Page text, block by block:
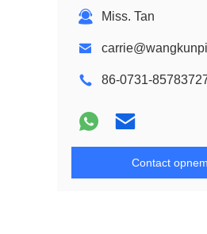
Miss. Tan
86-0731-
Contact